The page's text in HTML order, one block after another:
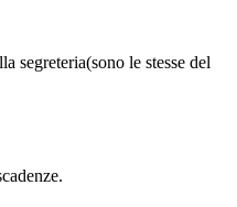
segreteria(sono le stesse del